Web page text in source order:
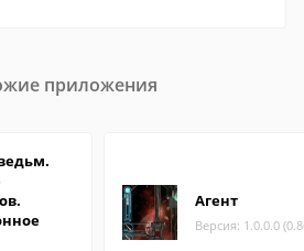
приложения
Агент
Версия: 1.0.0.0